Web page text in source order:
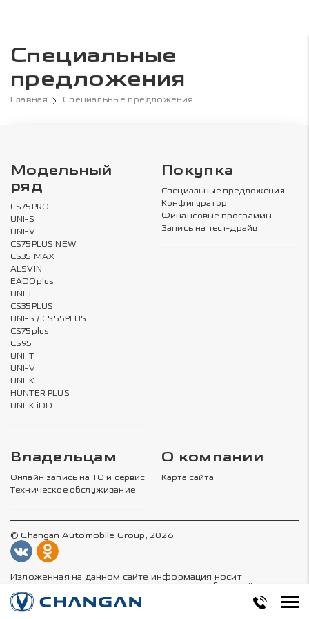
Специальные
предложения
Главная Специальные предложения
Модельный
ряд
CS75PRO
UNI-S
UNI-V
CS75PLUS NEW
CS35 MAX
ALSVIN
EADOplus
UNI-L
CS35PLUS
UNI-S / CS55PLUS
CS75plus
CS95
UNI-T
UNI-V
UNI-K
HUNTER PLUS
UNI-K iDD
Покупка
Специальные предложения
Конфигуратор
Финансовые программы
Запись на тест-драйв
Владельцам
Онлайн запись на ТО и сервис
Техническое обслуживание
О компании
Карта сайта
© Changan Automobile Group, 2026
Изложенная на данном сайте информация носит
ознакомительный характер не является публичной
офертой, определяемой положениями статей 435 и 437
Гражданского Кодекса Российской Федерации.
Подробности актуальных предложений доступны в салонах